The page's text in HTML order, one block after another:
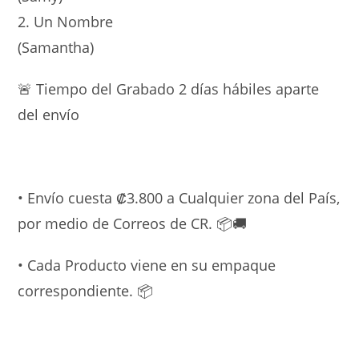
2. Un Nombre
(Samantha)
🚨 Tiempo del Grabado 2 días hábiles aparte
del envío
• Envío cuesta ₡3.800 a Cualquier zona del País,
por medio de Correos de CR. 📦🚚
• Cada Producto viene en su empaque
correspondiente. 📦